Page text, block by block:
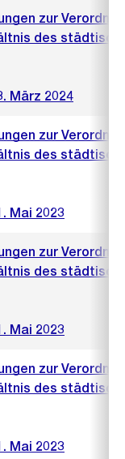
zur
des
März 2024
zur
des
Mai 2023
zur
des
Mai 2023
zur
des
Mai 2023